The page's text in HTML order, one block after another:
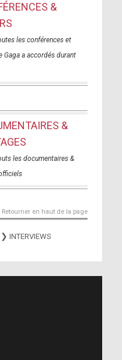
&
les conférences et
Gaga a accordés durant
&
les documentaires &
Retourner en haut de la page
❯ INTERVIEWS